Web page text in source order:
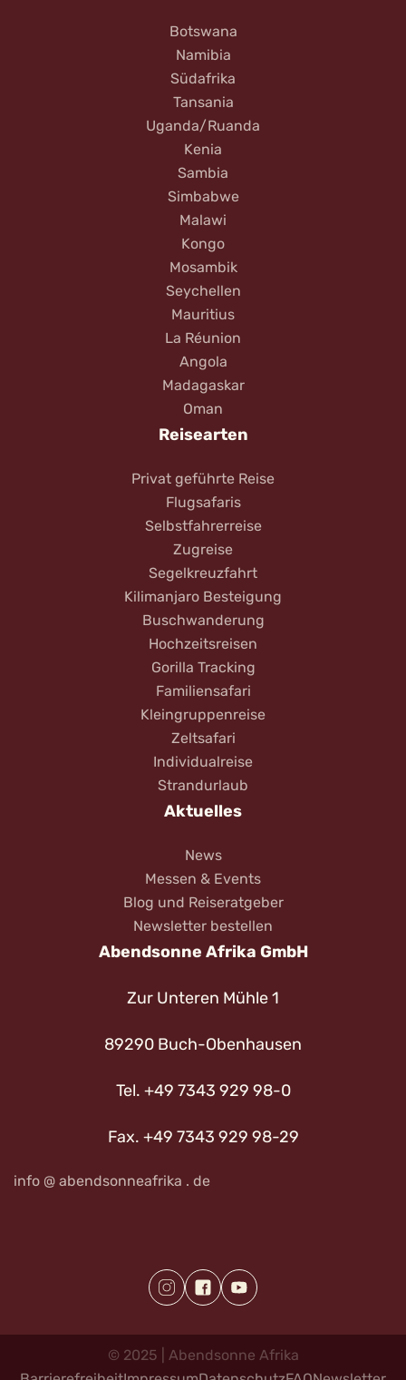
Botswana
Namibia
Südafrika
Tansania
Uganda/Ruanda
Kenia
Sambia
Simbabwe
Malawi
Kongo
Mosambik
Seychellen
Mauritius
La Réunion
Angola
Madagaskar
Oman
Reisearten
Privat geführte Reise
Flugsafaris
Selbstfahrerreise
Zugreise
Segelkreuzfahrt
Kilimanjaro Besteigung
Buschwanderung
Hochzeitsreisen
Gorilla Tracking
Familiensafari
Kleingruppenreise
Zeltsafari
Individualreise
Strandurlaub
Aktuelles
News
Messen & Events
Blog und Reiseratgeber
Newsletter bestellen
Abendsonne Afrika GmbH
Zur Unteren Mühle 1
89290 Buch-Obenhausen
Tel. +49 7343 929 98-0
Fax. +49 7343 929 98-29
info @ abendsonneafrika . de
© 2025 Abendsonne Afrika